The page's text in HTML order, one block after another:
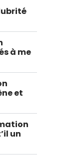
à me
et
un